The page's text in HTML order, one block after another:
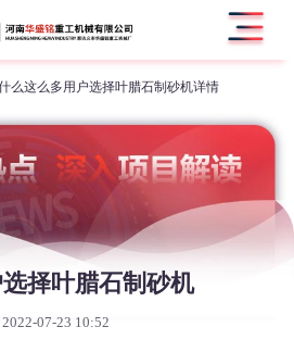
么这么多用户选择叶腊石制砂机详情
择叶腊石制砂机
07-23 10:52